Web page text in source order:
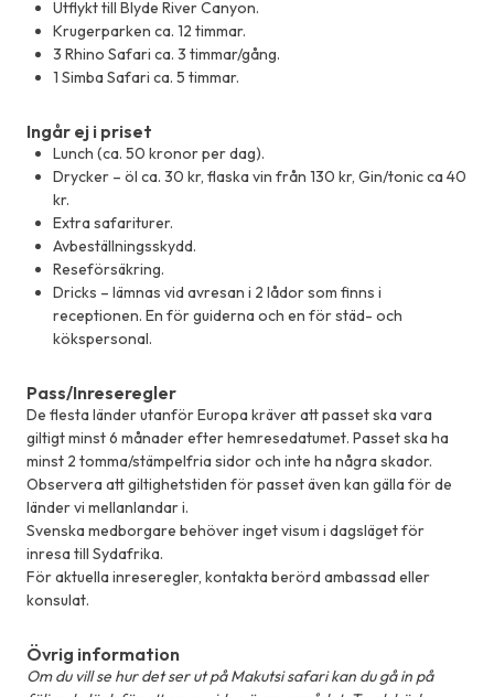
Utflykt till Blyde River Canyon.
Krugerparken ca. 12 timmar.
3 Rhino Safari ca. 3 timmar/gång.
1 Simba Safari ca. 5 timmar.
Ingår ej i priset
Lunch (ca. 50 kronor per dag).
Drycker – öl ca. 30 kr, flaska vin från 130 kr, Gin/tonic ca 40
kr.
Extra safariturer.
Avbeställningsskydd.
Reseförsäkring.
Dricks – lämnas vid avresan i 2 lådor som finns i
receptionen. En för guiderna och en för städ- och
kökspersonal.
Pass/Inreseregler
De flesta länder utanför Europa kräver att passet ska vara
giltigt minst 6 månader efter hemresedatumet. Passet ska ha
minst 2 tomma/stämpelfria sidor och inte ha några skador.
Observera att giltighetstiden för passet även kan gälla för de
länder vi mellanlandar i.
Svenska medborgare behöver inget visum i dagsläget för
inresa till Sydafrika.
För aktuella inreseregler, kontakta berörd ambassad eller
konsulat.
Övrig information
Om du vill se hur det ser ut på Makutsi safari kan du gå in på